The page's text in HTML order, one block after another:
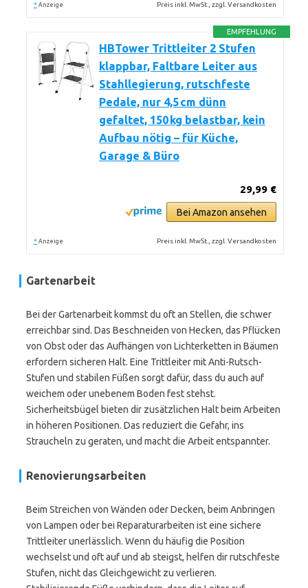
* Anzeige Preis inkl. MwSt., zzgl. Versandkosten
EMPFEHLUNG
HBTower Trittleiter 2 Stufen
klappbar, Faltbare Leiter aus
Stahllegierung, rutschfeste
Pedale, nur 4,5 cm dünn
gefaltet, 150 kg belastbar, kein
Aufbau nötig – für Küche,
Garage & Büro
29,99 €
Bei Amazon ansehen
* Anzeige Preis inkl. MwSt., zzgl. Versandkosten
Gartenarbeit
Bei der Gartenarbeit kommst du oft an Stellen, die schwer
erreichbar sind. Das Beschneiden von Hecken, das Pflücken
von Obst oder das Aufhängen von Lichterketten in Bäumen
erfordern sicheren Halt. Eine Trittleiter mit Anti-Rutsch-
Stufen und stabilen Füßen sorgt dafür, dass du auch auf
weichem oder unebenem Boden fest stehst.
Sicherheitsbügel bieten dir zusätzlichen Halt beim Arbeiten
in höheren Positionen. Das reduziert die Gefahr, ins
Straucheln zu geraten, und macht die Arbeit entspannter.
Renovierungsarbeiten
Beim Streichen von Wänden oder Decken, beim Anbringen
von Lampen oder bei Reparaturarbeiten ist eine sichere
Trittleiter unerlässlich. Wenn du häufig die Position
wechselst und oft auf und ab steigst, helfen dir rutschfeste
Stufen, nicht das Gleichgewicht zu verlieren.